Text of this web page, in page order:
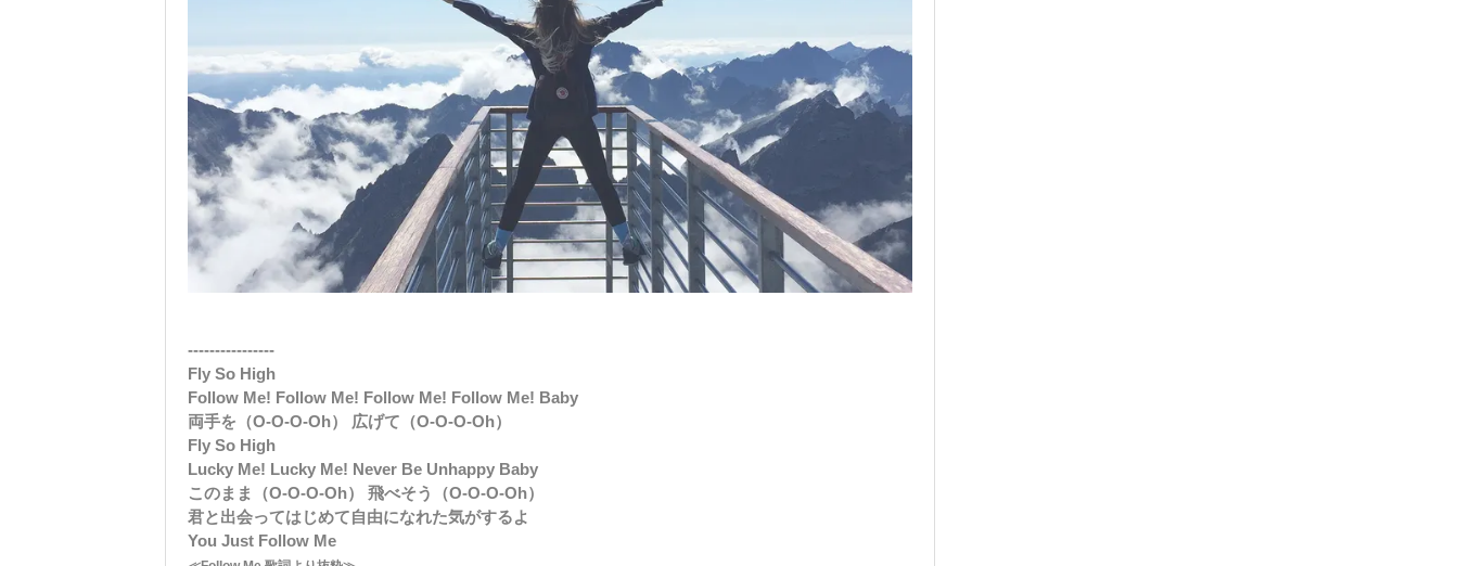
----------------
Fly So High
Follow Me! Follow Me! Follow Me! Follow Me! Baby
両手を（O-O-O-Oh） 広げて（O-O-O-Oh）
Fly So High
Lucky Me! Lucky Me! Never Be Unhappy Baby
このまま（O-O-O-Oh） 飛べそう（O-O-O-Oh）
君と出会ってはじめて自由になれた気がするよ
You Just Follow Me